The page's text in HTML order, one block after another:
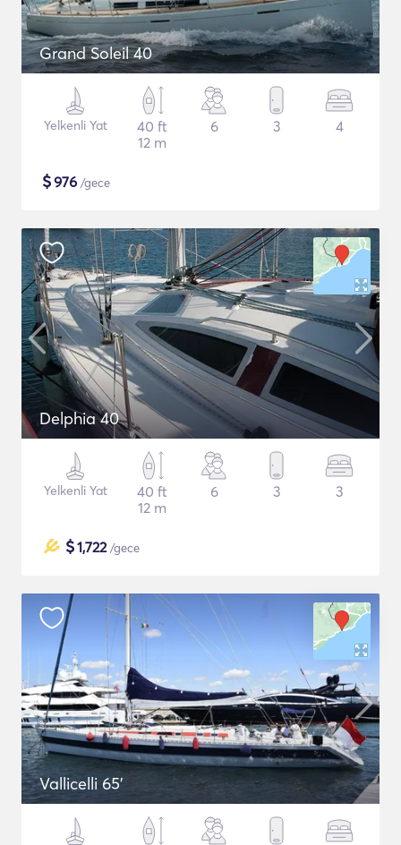
Grand Soleil 40
Yelkenli Yat
40 ft
12 m
6 3 4
$976 /gece
Delphia 40
Yelkenli Yat
40 ft
12 m
6 3 3
$1,722/gece
Vallicelli 65'